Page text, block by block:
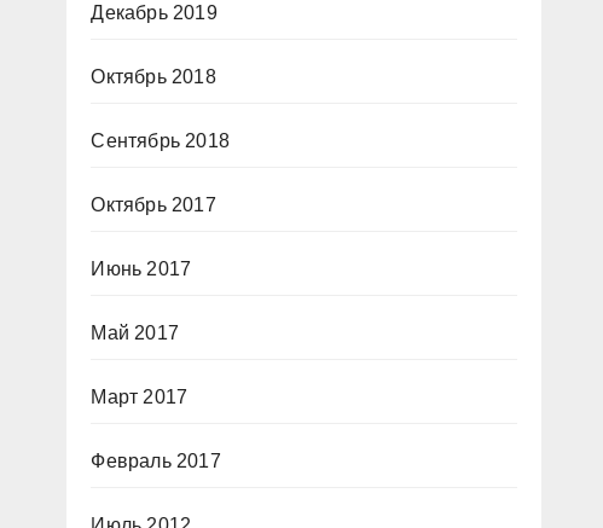
Декабрь 2019
Октябрь 2018
Сентябрь 2018
Октябрь 2017
Июнь 2017
Май 2017
Март 2017
Февраль 2017